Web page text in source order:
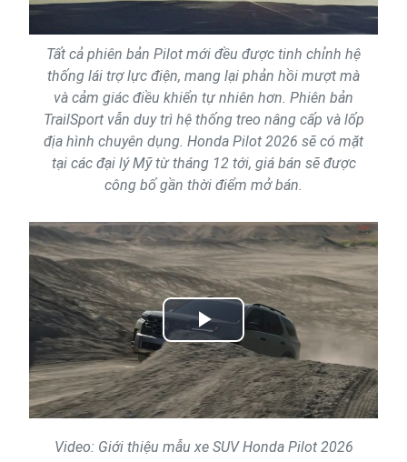
Tất cả phiên bản Pilot mới đều được tinh chỉnh hệ
thống lái trợ lực điện, mang lại phản hồi mượt mà
và cảm giác điều khiển tự nhiên hơn. Phiên bản
TrailSport vẫn duy trì hệ thống treo nâng cấp và lốp
địa hình chuyên dụng. Honda Pilot 2026 sẽ có mặt
tại các đại lý Mỹ từ tháng 12 tới, giá bán sẽ được
công bố gần thời điểm mở bán.
Play
Video
Video: Giới thiệu mẫu xe SUV Honda Pilot 2026